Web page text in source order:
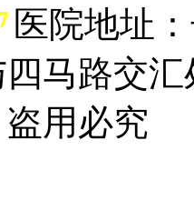
医院地址
马路交汇
用必究